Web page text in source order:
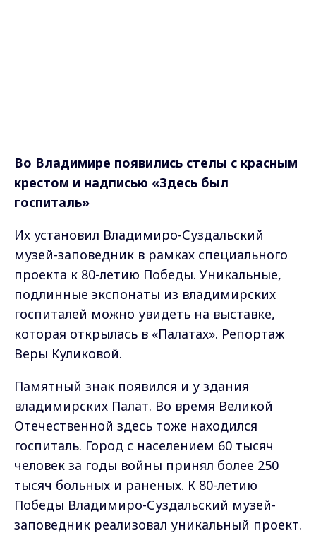
Во Владимире появились стелы с красным
крестом и надписью «Здесь был
госпиталь»
Их установил Владимиро-Суздальский
музей-заповедник в рамках специального
проекта к 80-летию Победы. Уникальные,
подлинные экспонаты из владимирских
госпиталей можно увидеть на выставке,
которая открылась в «Палатах». Репортаж
Веры Куликовой.
Памятный знак появился и у здания
владимирских Палат. Во время Великой
Отечественной здесь тоже находился
госпиталь. Город с населением 60 тысяч
человек за годы войны принял более 250
тысяч больных и раненых. К 80-летию
Победы Владимиро-Суздальский музей-
заповедник реализовал уникальный проект.